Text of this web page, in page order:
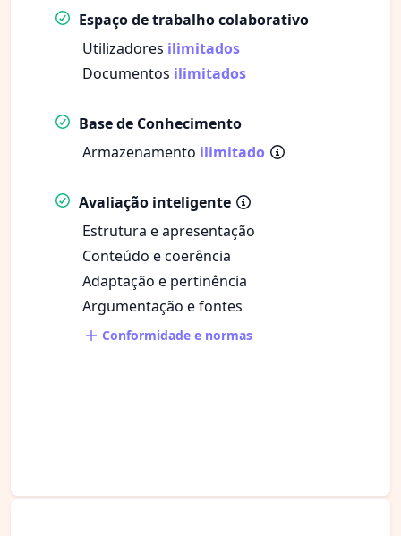
Espaço de trabalho colaborativo
Utilizadores ilimitados
Documentos ilimitados
Base de Conhecimento
Armazenamento ilimitado
Avaliação inteligente
Estrutura e apresentação
Conteúdo e coerência
Adaptação e pertinência
Argumentação e fontes
Conformidade e normas